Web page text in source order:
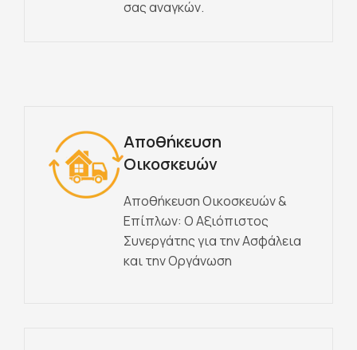
σας αναγκών.
Αποθήκευση
Οικοσκευών
Αποθήκευση Οικοσκευών &
Επίπλων: Ο Αξιόπιστος
Συνεργάτης για την Ασφάλεια
και την Οργάνωση